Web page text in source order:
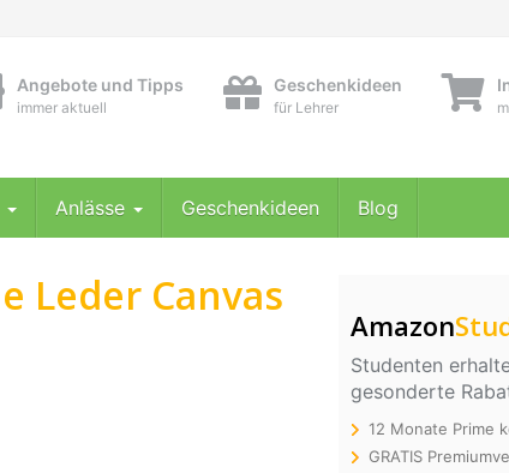
Angebote und Tipps
immer aktuell
Geschenkideen
für Lehrer
Anlässe Geschenkideen Blog
Leder Canvas
Amazon
Studenten
gesonderte
12 Monate Prime
GRATIS